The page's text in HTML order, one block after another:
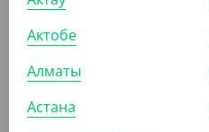
538.10
Актобе
Алматы
Астана